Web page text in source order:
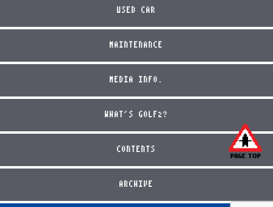
USED CAR
MAINTENANCE
MEDIA INFO.
WHAT'S GOLF2?
CONTENTS
ARCHIVE